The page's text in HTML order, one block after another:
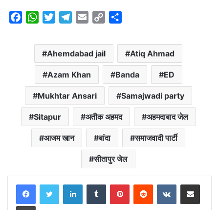
k
W
a
s
A
p
p
i
t
t
e
r
l
e
g
r
a
m
a
i
l
p
y
L
i
k
a
e
Ahemdabad jail Atiq Ahmad
Azam Khan Banda ED
Mukhtar Ansari Samajwadi party
Sitapur अतीक अहमद अहमदाबाद जेल
आजम खान बांदा समाजवादी पार्टी
सीतापुर जेल
LinkedInTumblr PinterestReddit VKontakteShare via Email
Print